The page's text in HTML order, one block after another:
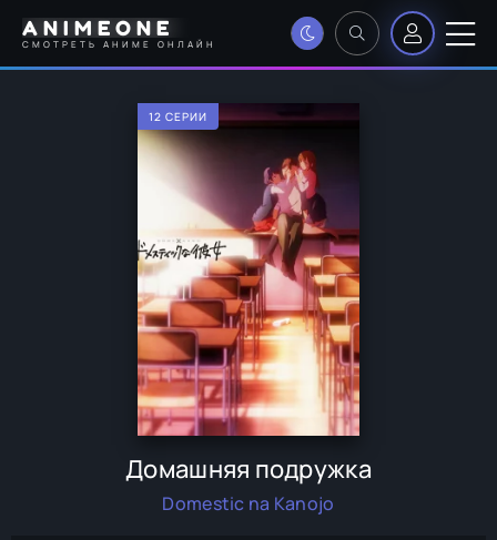
ANIMEONE
СМОТРЕТЬ АНИМЕ ОНЛАЙН
12 СЕРИИ
Домашняя подружка
Domestic na Kanojo